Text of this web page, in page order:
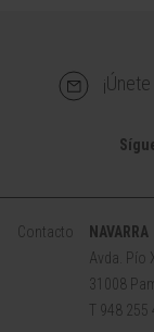
Contacto
NAVARRA
Avda. Pío
31008
T 948 255